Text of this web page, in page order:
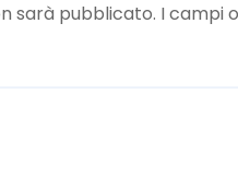
sarà pubblicato. I campi